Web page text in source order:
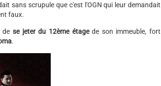
sans scrupule que c'est l'OGN qui leur demandait
faux.
de se jeter du 12ème étagede son immeuble, fort
.